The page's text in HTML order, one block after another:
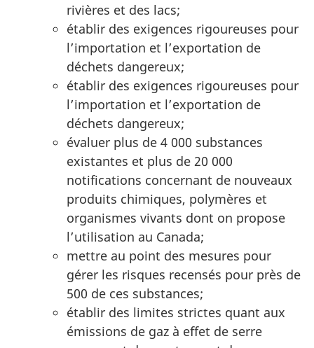
rivières et des lacs;
établir des exigences rigoureuses pour
l’importation et l’exportation de
déchets dangereux;
établir des exigences rigoureuses pour
l’importation et l’exportation de
déchets dangereux;
évaluer plus de 4 000 substances
existantes et plus de 20 000
notifications concernant de nouveaux
produits chimiques, polymères et
organismes vivants dont on propose
l’utilisation au Canada;
mettre au point des mesures pour
gérer les risques recensés pour près de
500 de ces substances;
établir des limites strictes quant aux
émissions de gaz à effet de serre